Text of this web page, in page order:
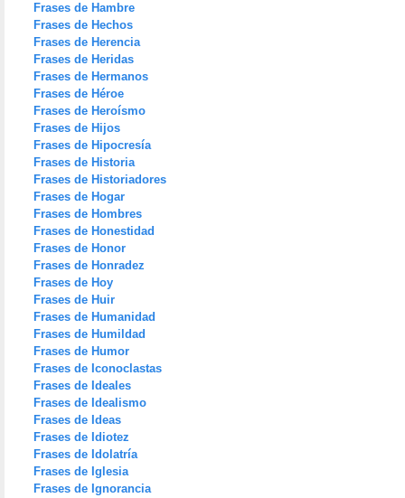
Frases de Hambre
Frases de Hechos
Frases de Herencia
Frases de Heridas
Frases de Hermanos
Frases de Héroe
Frases de Heroísmo
Frases de Hijos
Frases de Hipocresía
Frases de Historia
Frases de Historiadores
Frases de Hogar
Frases de Hombres
Frases de Honestidad
Frases de Honor
Frases de Honradez
Frases de Hoy
Frases de Huir
Frases de Humanidad
Frases de Humildad
Frases de Humor
Frases de Iconoclastas
Frases de Ideales
Frases de Idealismo
Frases de Ideas
Frases de Idiotez
Frases de Idolatría
Frases de Iglesia
Frases de Ignorancia